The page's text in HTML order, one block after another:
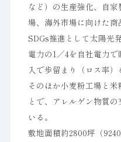
など）の生産強化、自
場、海外市場に向けた
SDGs推進として太陽光
電力の1／4を自社電力
入で歩留まり（ロス率）
そのほか小麦粉工場と
とで、アレルゲン物質
いる。
敷地面積約2800坪（